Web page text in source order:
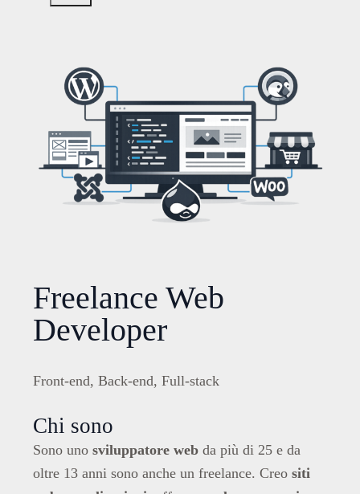
Freelance Web
Developer
Front-end, Back-end, Full-stack
Chi sono
Sono uno sviluppatore webda più di 25 e da
oltre 13 anni sono anche un freelance. Creo siti